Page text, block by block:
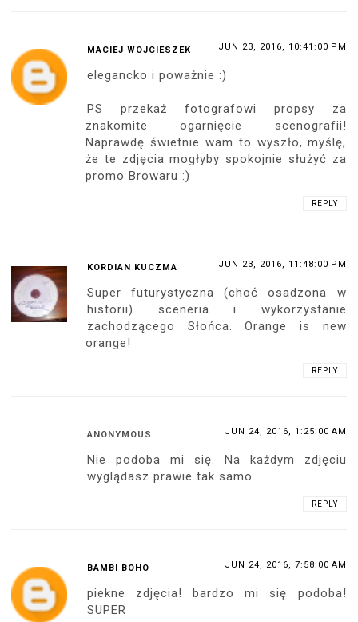
MACIEJ WOJCIESZEK JUN 23, 2016, 10:41:00 PM
elegancko i poważnie :)
PS przekaż fotografowi propsy za
znakomite ogarnięcie scenografii!
Naprawdę świetnie wam to wyszło, myślę,
że te zdjęcia mogłyby spokojnie służyć za
promo Browaru :)
REPLY
KORDIAN KUCZMA JUN 23, 2016, 11:48:00 PM
Super futurystyczna (choć osadzona w
historii) sceneria i wykorzystanie
zachodzącego Słońca. Orange is new
orange!
REPLY
ANONYMOUS JUN 24, 2016, 1:25:00 AM
Nie podoba mi się. Na każdym zdjęciu
wyglądasz prawie tak samo.
REPLY
BAMBI BOHO JUN 24, 2016, 7:58:00 AM
piekne zdjęcia! bardzo mi się podoba!
SUPER